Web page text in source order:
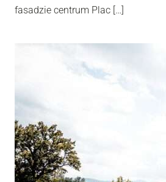
fasadzie centrum Plac […]